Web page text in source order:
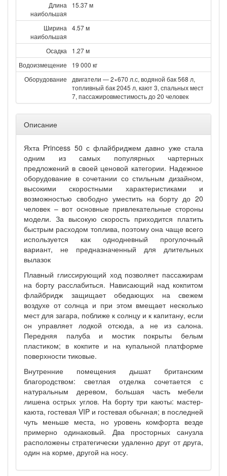
Длина
наибольшая
15.37 м
Ширина
наибольшая
4.57 м
Осадка
1.27 м
Водоизмещение
19 000 кг
Оборудование
двигатели — 2×670 л.с, водяной бак 568 л,
топливный бак 2045 л, кают 3, спальных мест
7, пассажировместимость до 20 человек
Описание
Яхта Princess 50 с флайбриджем давно уже стала
одним из самых популярных чартерных
предложений в своей ценовой категории. Надежное
оборудование в сочетании со стильным дизайном,
высокими скоростными характеристиками и
возможностью свободно уместить на борту до 20
человек – вот основные привлекательные стороны
модели. За высокую скорость приходится платить
быстрым расходом топлива, поэтому она чаще всего
используется как однодневный прогулочный
вариант, не предназначенный для длительных
вылазок
Плавный глиссирующий ход позволяет пассажирам
на борту расслабиться. Нависающий над кокпитом
флайбридж защищает обедающих на свежем
воздухе от солнца и при этом вмещает несколько
мест для загара, поближе к солнцу и к капитану, если
он управляет лодкой отсюда, а не из салона.
Передняя палуба и мостик покрыты белым
пластиком; в кокпите и на купальной платформе
поверхности тиковые.
Внутренние помещения дышат британским
благородством: светлая отделка сочетается с
натуральным деревом, большая часть мебели
лишена острых углов. На борту три каюты: мастер-
каюта, гостевая VIP и гостевая обычная; в последней
чуть меньше места, но уровень комфорта везде
примерно одинаковый. Два просторных санузла
расположены стратегически удаленно друг от друга,
один на корме, другой на носу.